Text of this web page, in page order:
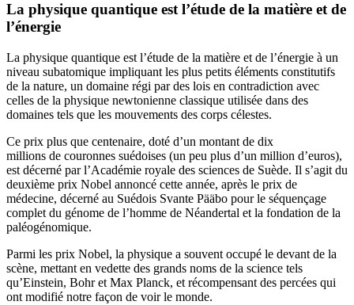
La physique quantique est l’étude de la matière et de
l’énergie
La physique quantique est l’étude de la matière et de l’énergie à un
niveau subatomique impliquant les plus petits éléments constitutifs
de la nature, un domaine régi par des lois en contradiction avec
celles de la physique newtonienne classique utilisée dans des
domaines tels que les mouvements des corps célestes.
Ce prix plus que centenaire, doté d’un montant de dix
millions de couronnes suédoises (un peu plus d’un million d’euros),
est décerné par l’Académie royale des sciences de Suède. Il s’agit du
deuxième prix Nobel annoncé cette année, après le prix de
médecine, décerné au Suédois Svante Pääbo pour le séquençage
complet du génome de l’homme de Néandertal et la fondation de la
paléogénomique.
Parmi les prix Nobel, la physique a souvent occupé le devant de la
scène, mettant en vedette des grands noms de la science tels
qu’Einstein, Bohr et Max Planck, et récompensant des percées qui
ont modifié notre façon de voir le monde.